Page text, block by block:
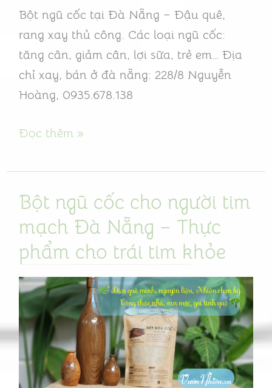
Bột ngũ cốc tại Đà Nẵng – Đậu quê,
rang xay thủ công. Các loại ngũ cốc:
tăng cân, giảm cân, lợi sữa, trẻ em… Địa
chỉ xay, bán ở đà nẵng: 228/8 Nguyễn
Hoàng, 0935.678.138
cho
lá
gan
khỏe
Đọc thêm »
Bột ngũ cốc cho người tim
mạch Đà Nẵng – Thực
phẩm cho trái tim khỏe
Bột
cho
người
tim
mạch
Đà
Nẵng
–